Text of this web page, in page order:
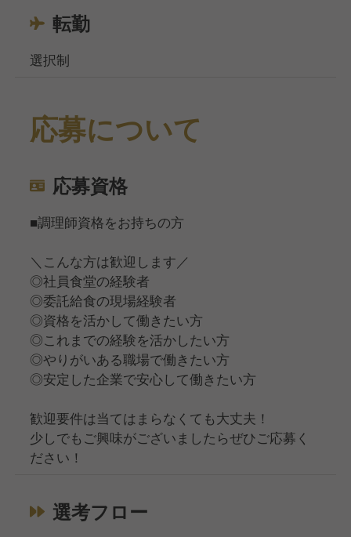
転勤
選択制
応募について
応募資格
■調理師資格をお持ちの方
＼こんな方は歓迎します／
◎社員食堂の経験者
◎委託給食の現場経験者
◎資格を活かして働きたい方
◎これまでの経験を活かしたい方
◎やりがいある職場で働きたい方
◎安定した企業で安心して働きたい方
歓迎要件は当てはまらなくても大丈夫！
少しでもご興味がございましたらぜひご応募く
ださい！
選考フロー